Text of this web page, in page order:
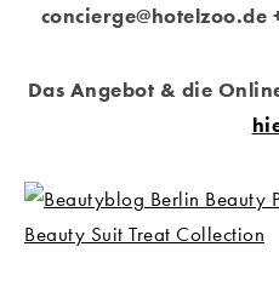
concierge@hotelzoo.de
Das Angebot & die